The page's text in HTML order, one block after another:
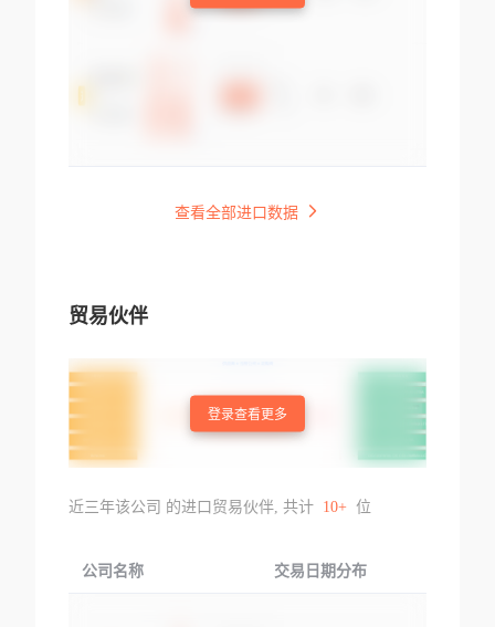
查看全部进口数据
贸易伙伴
登录查看更多
近三年该公司 的进口贸易伙伴, 共计 10+ 位
公司名称 交易日期分布